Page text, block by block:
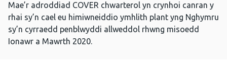
Mae’r adroddiad COVER chwarterol yn crynhoi canran y
rhai sy’n cael eu himiwneiddio ymhlith plant yng Nghymru
sy’n cyrraedd penblwyddi allweddol rhwng misoedd
Ionawr a Mawrth 2020.